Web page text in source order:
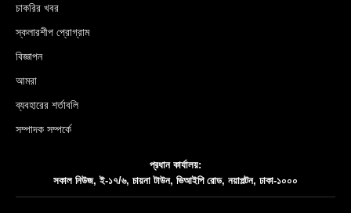
চাকরির খবর
স্কলারশীপ প্রোগ্রাম
বিজ্ঞাপন
আমরা
ব্যবহারের শর্তাবলি
সম্পাদক সম্পর্কে
প্রধান কার্যালয়:
সকাল নিউজ, ই-১৭/৬, চায়না টাউন, ভিআইপি রোড, নয়াপল্টন, ঢাকা-১০০০